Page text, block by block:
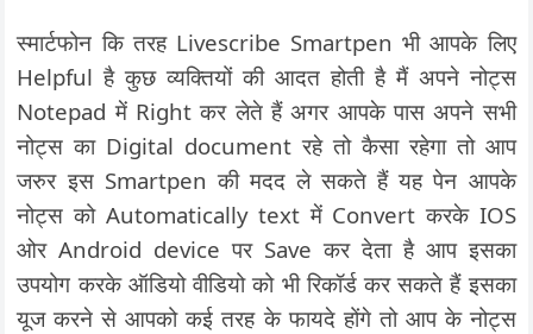
स्मार्टफोन कि तरह Livescribe Smartpen भी आपके लिए
Helpful है कुछ व्यक्तियों की आदत होती है मैं अपने नोट्स
Notepad में Right कर लेते हैं अगर आपके पास अपने सभी
नोट्स का Digital document रहे तो कैसा रहेगा तो आप
जरुर इस Smartpen की मदद ले सकते हैं यह पेन आपके
नोट्स को Automatically text में Convert करके IOS
ओर Android device पर Save कर देता है आप इसका
उपयोग करके ऑडियो वीडियो को भी रिकॉर्ड कर सकते हैं इसका
यूज करने से आपको कई तरह के फायदे होंगे तो आप के नोट्स